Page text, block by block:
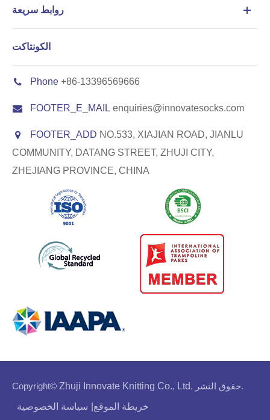
روابط سريعة
الكونتاكت
Phone +86-13396569666
FOOTER_E_MAIL enquiries@innovatesocks.com
FOOTER_ADD NO.533, XIAJIAN ROAD, JIANLU
COMMUNITY, DATANG STREET, ZHUJI CITY,
ZHEJIANG PROVINCE, CHINA
Copyright© Zhuji Innovate Knitting Co., Ltd.
حقوق النشر.
خريطة الموقع
سياسة الخصوصية